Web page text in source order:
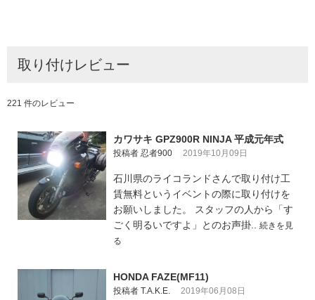
取り付けレビュー
221 件のレビュー
カワサキ GPZ900R NINJA 平成元年式
投稿者 忍者900 2019年10月09日
石川県のライコランドさんで取り付け工
賃無料というイベントの際に取り付けを
お願いしました。 スタッフの人から「す
ごく明るいですよ」とのお声掛.. 続きを見
る
HONDA FAZE(MF11)
投稿者 T.A.K.E. 2019年06月08日